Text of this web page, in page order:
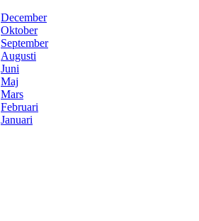
December
Oktober
September
Augusti
Juni
Maj
Mars
Februari
Januari